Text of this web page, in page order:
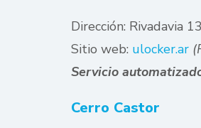
Dirección: Rivadavia
Sitio web: ulocker.ar
Servicio
Cerro Castor